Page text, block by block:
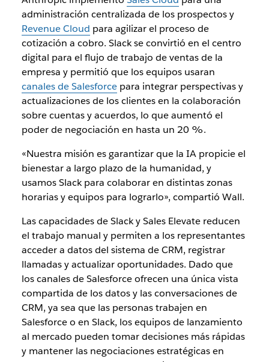
administración centralizada de los prospectos y
Revenue Cloud para agilizar el proceso de
cotización a cobro. Slack se convirtió en el centro
digital para el flujo de trabajo de ventas de la
empresa y permitió que los equipos usaran
canales de Salesforcepara integrar perspectivas y
actualizaciones de los clientes en la colaboración
sobre cuentas y acuerdos, lo que aumentó el
poder de negociación en hasta un 20 %.
«Nuestra misión es garantizar que la IA propicie el
bienestar a largo plazo de la humanidad, y
usamos Slack para colaborar en distintas zonas
horarias y equipos para lograrlo», compartió Wall.
Las capacidades de Slack y Sales Elevate reducen
el trabajo manual y permiten a los representantes
acceder a datos del sistema de CRM, registrar
llamadas y actualizar oportunidades. Dado que
los canales de Salesforce ofrecen una única vista
compartida de los datos y las conversaciones de
CRM, ya sea que las personas trabajen en
Salesforce o en Slack, los equipos de lanzamiento
al mercado pueden tomar decisiones más rápidas
y mantener las negociaciones estratégicas en